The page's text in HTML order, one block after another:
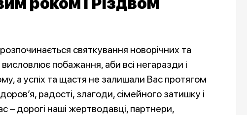
святкування новорічних та
висловлює побажання, аби всі негаразди і
а успіх та щастя не залишали Вас протягом
радості, злагоди, сімейного затишку і
– дорогі наші жертводавці, партнери,